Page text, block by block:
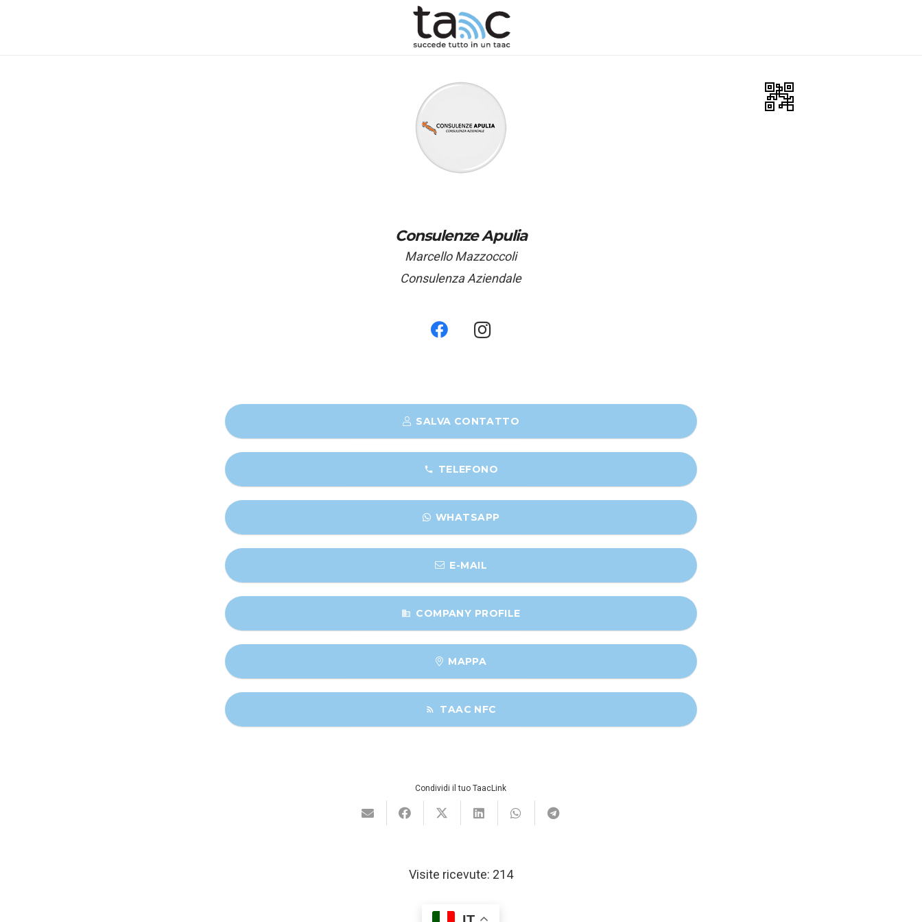
Consulenze Apulia
Marcello Mazzoccoli
Consulenza Aziendale
SALVA CONTATTO
phone TELEFONO
WHATSAPP
E-MAIL
business COMPANY PROFILE
MAPPA
rss_feed TAAC NFC
Condividi il tuo TaacLink
Visite ricevute: 214